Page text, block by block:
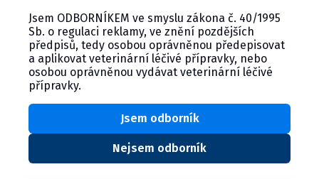
Cymedica Plus a získejte exkluzivní výhody pro
vaši veterinární praxi.
Výhody členství v Programu Cymedica
Plus:
Exkluzivní produkty a služby
Jedinečné bonusy
Speciální akce, workshopy, konference,
webináře a další
Jsem ODBORNÍKEM ve smyslu zákona č. 40/1995
Sb. o regulaci reklamy, ve znění pozdějších
předpisů, tedy osobou oprávněnou předepisovat
a aplikovat veterinární léčivé přípravky, nebo
osobou oprávněnou vydávat veterinární léčivé
přípravky.
Nejsem odborník
Jsem odborník